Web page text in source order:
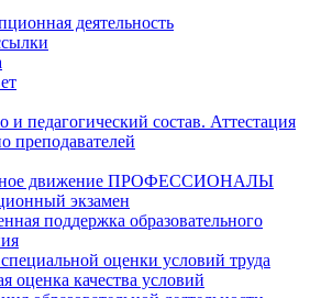
деятельность
и педагогический состав. Аттестация
преподавателей
движение ПРОФЕССИОНАЛЫ
экзамен
поддержка образовательного
специальной оценки условий труда
оценка качества условий